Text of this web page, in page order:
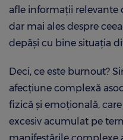
afle informații relevante
dar mai ales despre
depăși cu bine situația
Deci, ce este burnout?
afecțiune complexă
fizică și emoțională,
excesiv acumulat pe